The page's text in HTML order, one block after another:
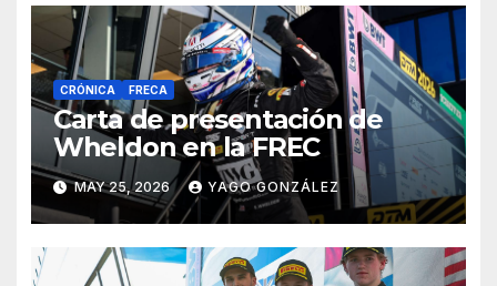
CRÓNICA FRECA
Carta de presentación de
Wheldon en la FREC
MAY 25, 2026 YAGO GONZÁLEZ